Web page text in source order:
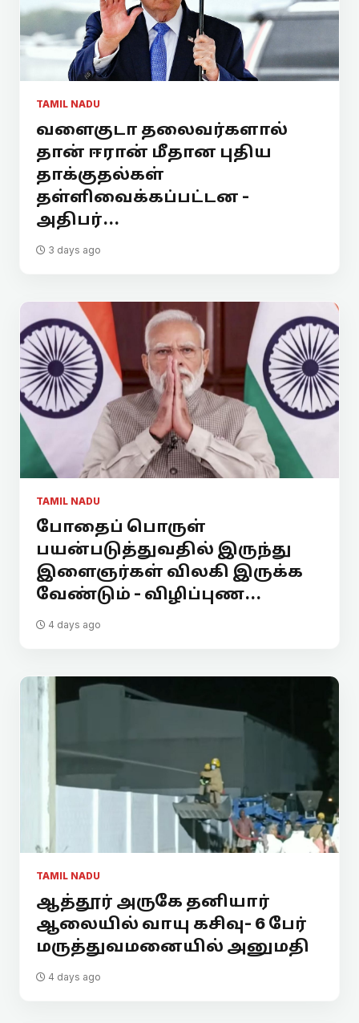
TAMIL NADU
வளைகுடா தலைவர்களால்
தான் ஈரான் மீதான புதிய
தாக்குதல்கள்
தள்ளிவைக்கப்பட்டன -
அதிபர்...
3 days ago
TAMIL NADU
போதைப் பொருள்
பயன்படுத்துவதில் இருந்து
இளைஞர்கள் விலகி இருக்க
வேண்டும் - விழிப்புண...
4 days ago
TAMIL NADU
ஆத்தூர் அருகே தனியார்
ஆலையில் வாயு கசிவு- 6 பேர்
மருத்துவமனையில் அனுமதி
4 days ago